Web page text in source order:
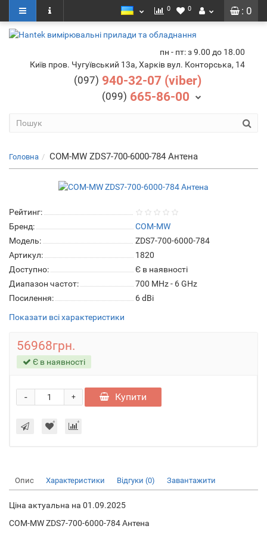
: 0
0 0
пн - пт: з 9.00 до 18.00
Київ пров. Чугуївський 13а, Харків вул. Конторська, 14
(097) 940-32-07 (viber)
(099) 665-86-00
Головна COM-MW ZDS7-700-6000-784 Антена
Рейтинг:
Бренд:
COM-MW
Модель:
ZDS7-700-6000-784
Артикул:
1820
Доступно:
Є в наявності
Диапазон частот:
700 MHz - 6 GHz
Посилення:
6 dBi
Показати всі характеристики
56968грн.
Є в наявності
+
- Купити
Опис Характеристики Відгуки (0) Завантажити
Ціна актуальна на 01.09.2025
COM-MW ZDS7-700-6000-784 Антена